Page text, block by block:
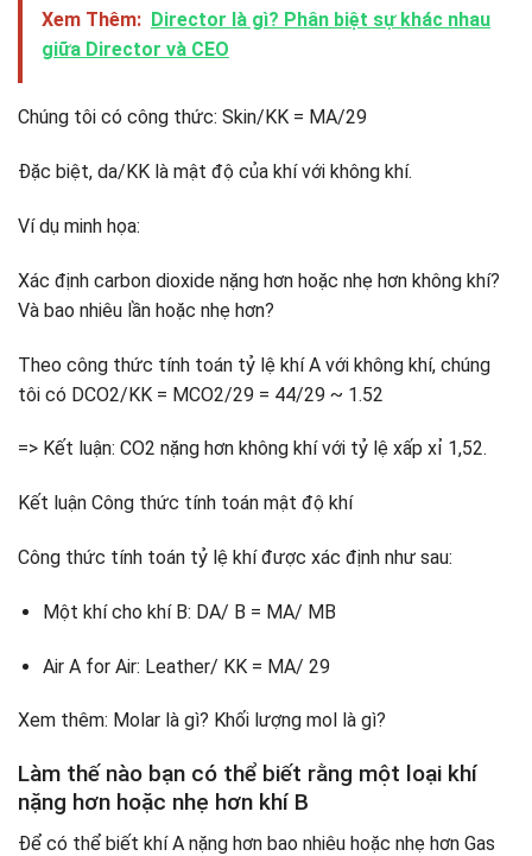
Xem Thêm: Director là gì? Phân biệt sự khác nhau
giữa Director và CEO
Chúng tôi có công thức: Skin/KK = MA/29
Đặc biệt, da/KK là mật độ của khí với không khí.
Ví dụ minh họa:
Xác định carbon dioxide nặng hơn hoặc nhẹ hơn không khí?
Và bao nhiêu lần hoặc nhẹ hơn?
Theo công thức tính toán tỷ lệ khí A với không khí, chúng
tôi có DCO2/KK = MCO2/29 = 44/29 ~ 1.52
=> Kết luận: CO2 nặng hơn không khí với tỷ lệ xấp xỉ 1,52.
Kết luận Công thức tính toán mật độ khí
Công thức tính toán tỷ lệ khí được xác định như sau:
Một khí cho khí B: DA/ B = MA/ MB
Air A for Air: Leather/ KK = MA/ 29
Xem thêm: Molar là gì? Khối lượng mol là gì?
Làm thế nào bạn có thể biết rằng một loại khí
nặng hơn hoặc nhẹ hơn khí B
Để có thể biết khí A nặng hơn bao nhiêu hoặc nhẹ hơn Gas